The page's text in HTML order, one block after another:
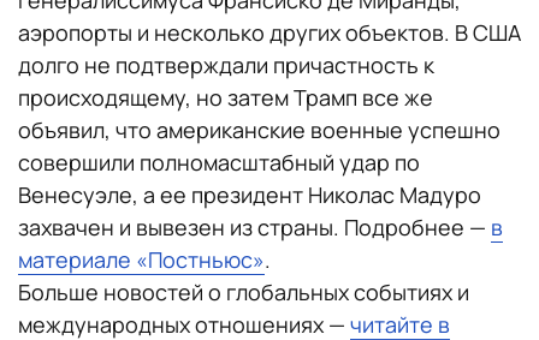
аэропорты и несколько других объектов. В США
долго не подтверждали причастность к
происходящему, но затем Трамп все же
объявил, что американские военные успешно
совершили полномасштабный удар по
Венесуэле, а ее президент Николас Мадуро
захвачен и вывезен из страны. Подробнее — в
материале «Постньюс».
Больше новостей о глобальных событиях и
международных отношениях — читайте в